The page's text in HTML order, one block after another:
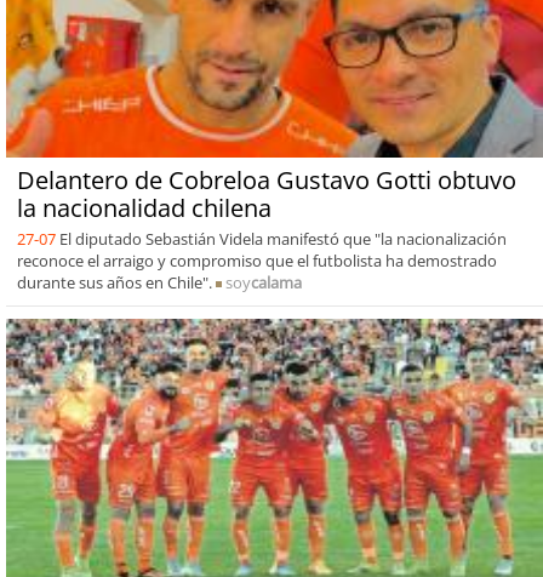
Delantero de Cobreloa Gustavo Gotti obtuvo
la nacionalidad chilena
27-07 El diputado Sebastián Videla manifestó que "la nacionalización
reconoce el arraigo y compromiso que el futbolista ha demostrado
durante sus años en Chile".
soycalama